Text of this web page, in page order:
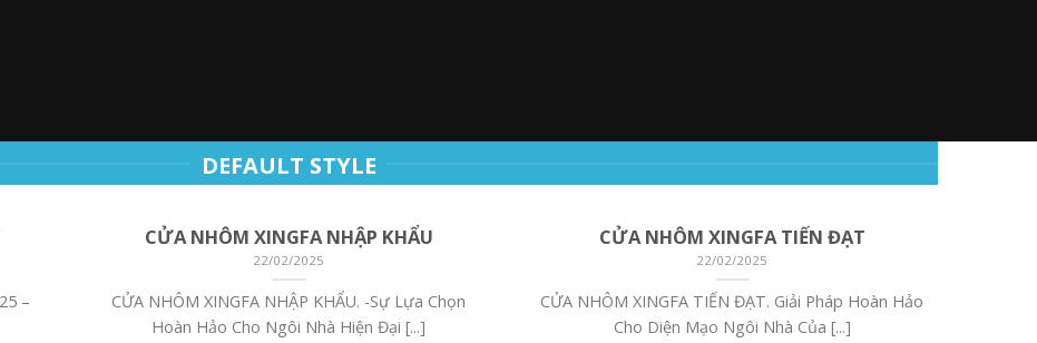
DEFAULT STYLE
–
CỬA NHÔM XINGFA NHẬP KHẨU
22/02/2025
CỬA NHÔM XINGFA NHẬP KHẨU. -Sự Lựa Chọn
Hoàn Hảo Cho Ngôi Nhà Hiện Đại [...]
CỬA NHÔM XINGFA TIẾN ĐẠT
22/02/2025
CỬA NHÔM XINGFA TIẾN ĐẠT. Giải Pháp Hoàn Hảo
Cho Diện Mạo Ngôi Nhà Của [...]